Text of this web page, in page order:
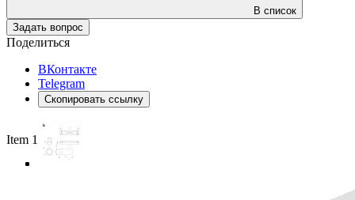
В список
Задать вопрос
Поделиться
ВКонтакте
Telegram
Скопировать ссылку
Item 1 of 4